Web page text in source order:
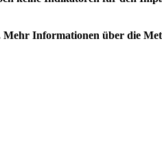
Informationen über die